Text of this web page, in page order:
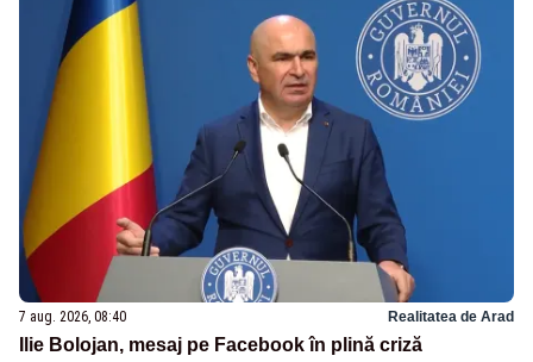
7 aug. 2026, 08:40 Realitatea de Arad
Ilie Bolojan, mesaj pe Facebook în plină criză